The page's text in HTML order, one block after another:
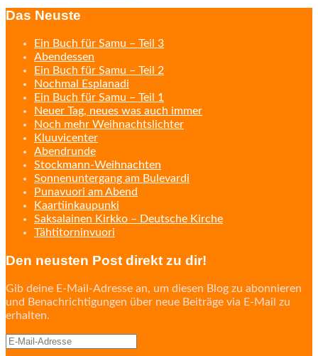
navigation
Das Neuste
Ein Buch für Samu – Teil 3
Abendessen
Ein Buch für Samu – Teil 2
Nochmal Esplanadi
Ein Buch für Samu – Teil 1
Neuer Tag, neues was auch immer
Noch mehr Weihnachtslichter
Kluuvicenter
Abendrunde
Stockmann-Weihnachten
Sonnenuntergang am Bulevardi
Punavuori am Abend
Kaartiinkaupunki
Saksalainen Kirkko – Deutsche Kirche
Tähtitorninvuori
Den neusten Post direkt zu dir!
Gib deine E-Mail-Adresse an, um diesen Blog zu abonnieren
und Benachrichtigungen über neue Beiträge via E-Mail zu
erhalten.
E-